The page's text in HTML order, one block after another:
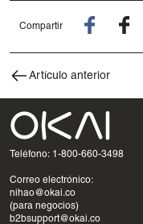
Compartir
Artículo anterior
Teléfono: 1-800-660-3498
Correo electrónico:
nihao@okai.co
(para negocios)
b2bsupport@okai.co